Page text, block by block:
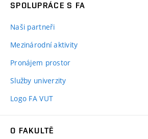
SPOLUPRÁCE S FA
Naši partneři
Mezinárodní aktivity
Pronájem prostor
Služby univerzity
Logo FA VUT
O FAKULTĚ